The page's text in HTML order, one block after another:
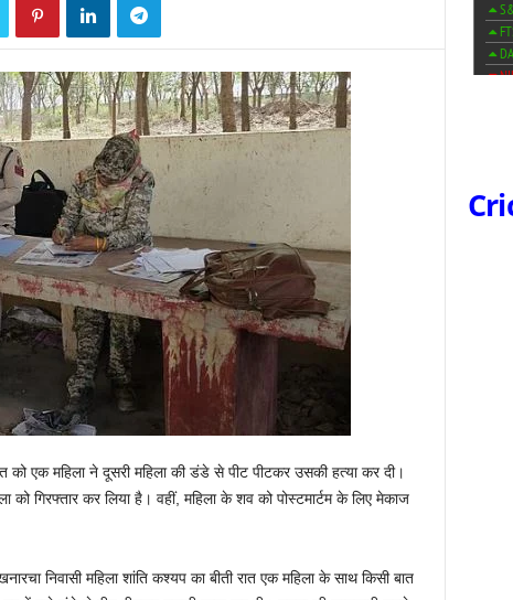
को एक महिला ने दूसरी महिला की डंडे से पीट पीटकर उसकी हत्या कर दी।
को गिरफ्तार कर लिया है। वहीं, महिला के शव को पोस्टमार्टम के लिए मेकाज
निवासी महिला शांति कश्यप का बीती रात एक महिला के साथ किसी बात